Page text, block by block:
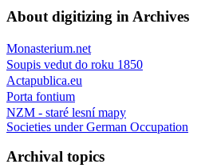
About digitizing in Archives
Monasterium.net
Soupis vedut do roku 1850
Actapublica.eu
Porta fontium
NZM - staré lesní mapy
Societies under German Occupation
Archival topics